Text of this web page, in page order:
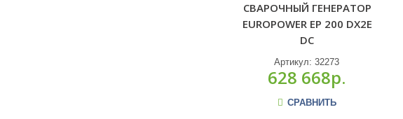
СВАРОЧНЫЙ ГЕНЕРАТОР
EUROPOWER EP 200 DX2E
DC
Артикул:32273
628 668р.
СРАВНИТЬ